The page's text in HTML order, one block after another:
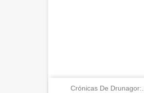
Crónicas De Drunagor:...